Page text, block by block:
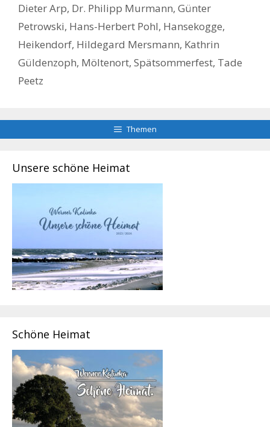
Dieter Arp, Dr. Philipp Murmann, Günter
Petrowski, Hans-Herbert Pohl, Hansekogge,
Heikendorf, Hildegard Mersmann, Kathrin
Güldenzoph, Möltenort, Spätsommerfest, Tade
Peetz
Themen
Unsere schöne Heimat
Schöne Heimat